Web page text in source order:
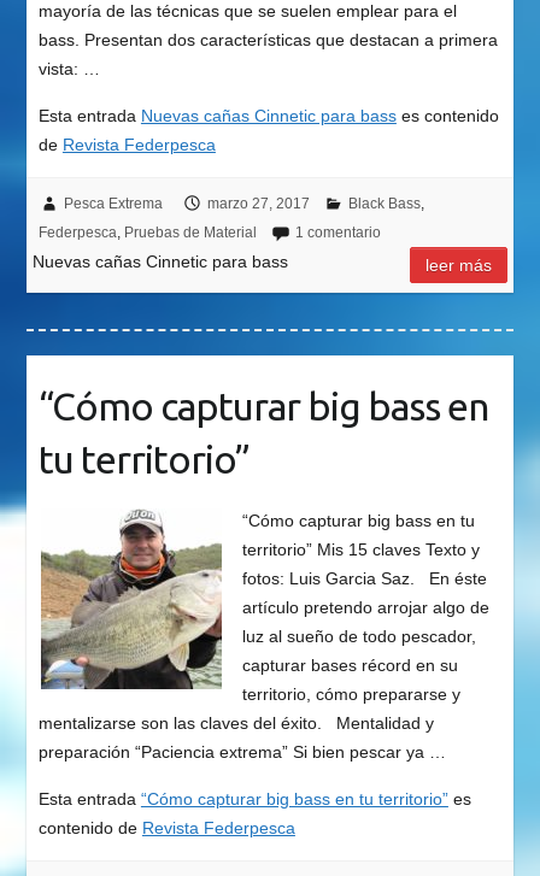
mayoría de las técnicas que se suelen emplear para el
bass. Presentan dos características que destacan a primera
vista: …
Esta entrada Nuevas cañas Cinnetic para basses contenido
de Revista Federpesca
Pesca Extrema marzo 27, 2017 Black Bass,
Federpesca, Pruebas de Material 1 comentario
Nuevas cañas Cinnetic para bass leer más
“Cómo capturar big bass en
tu territorio”
“Cómo capturar big bass en tu
territorio” Mis 15 claves Texto y
fotos: Luis Garcia Saz. En éste
artículo pretendo arrojar algo de
luz al sueño de todo pescador,
capturar bases récord en su
territorio, cómo prepararse y
mentalizarse son las claves del éxito. Mentalidad y
preparación “Paciencia extrema” Si bien pescar ya …
Esta entrada “Cómo capturar big bass en tu territorio”es
contenido de Revista Federpesca